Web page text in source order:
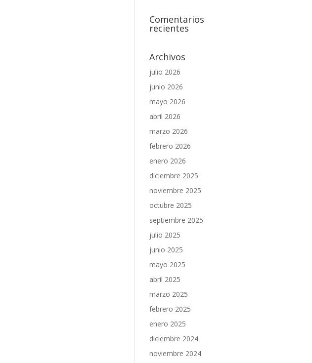
Comentarios
recientes
Archivos
julio 2026
junio 2026
mayo 2026
abril 2026
marzo 2026
febrero 2026
enero 2026
diciembre 2025
noviembre 2025
octubre 2025
septiembre 2025
julio 2025
junio 2025
mayo 2025
abril 2025
marzo 2025
febrero 2025
enero 2025
diciembre 2024
noviembre 2024